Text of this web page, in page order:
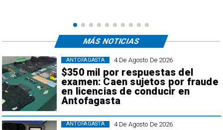
4 De Agosto De 2026
$350 mil por respuestas del
examen: Caen sujetos por fraude
en licencias de conducir en
Antofagasta
ANTOFAGASTA
4 De Agosto De 2026
ANTOFAGASTA
MÁS NOTICIAS